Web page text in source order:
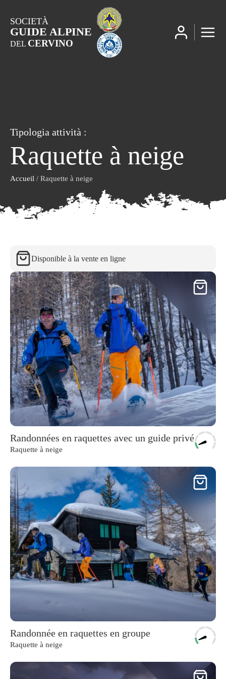
SOCIETÀ
GUIDE ALPINE
DEL CERVINO
Tipologia attività :
Raquette à neige
Accueil / Raquette à neige
Disponible à la vente en ligne
Randonnées en raquettes avec un guide privé
Raquette à neige
Randonnée en raquettes en groupe
Raquette à neige